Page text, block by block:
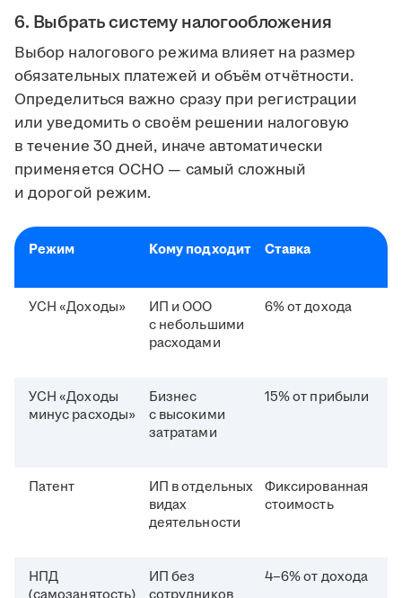
6. Выбрать систему налогообложения
Выбор налогового режима влияет на размер
обязательных платежей и объём отчётности.
Определиться важно сразу при регистрации
или уведомить о своём решении налоговую
в течение 30 дней, иначе автоматически
применяется ОСНО — самый сложный
и дорогой режим.
Режим Кому подходит Ставка
УСН «Доходы»
ИП и ООО
с небольшими
расходами
6% от дохода
УСН «Доходы
минус расходы»
Бизнес
с высокими
затратами
15% от прибыли
Патент
ИП в отдельных
видах
деятельности
Фиксированная
стоимость
НПД
ИП без
4–6% от дохода